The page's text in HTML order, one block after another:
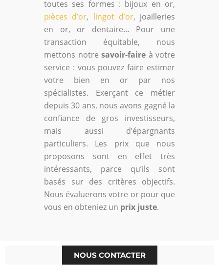
toutes ses formes : bijoux en or,
pièces d’or, lingot d’or, joailleries
en or, or dentaire… Pour une
transaction équitable, nous
mettons notre savoir-faire à votre
service : vous pouvez faire estimer
votre bien en or par nos
spécialistes. Exerçant ce métier
depuis 30 ans, nous avons gagné la
confiance de gros investisseurs,
mais aussi d’épargnants
particuliers. Les prix que nous
proposons sont en effet très
intéressants, parce qu’ils sont
basés sur des critères objectifs.
Nous évaluerons votre or pour que
vous en obteniez un prix juste.
NOUS CONTACTER